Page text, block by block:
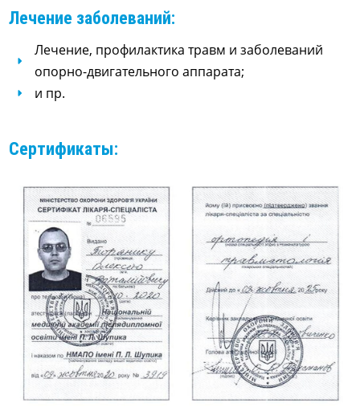
Лечение заболеваний:
Лечение, профилактика травм и заболеваний
опорно-двигательного аппарата;
и пр.
Сертификаты: